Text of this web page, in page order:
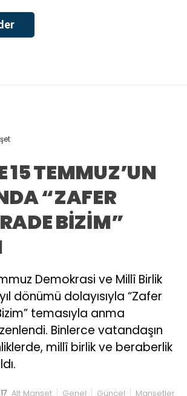
15 TEMMUZ’UN
“ZAFER
BİZİM”
Demokrasi ve Millî Birlik
dönümü dolayısıyla “Zafer
temasıyla anma
Binlerce vatandaşın
millî birlik ve beraberlik
Alt Manşet Genel Güncel Manşetler